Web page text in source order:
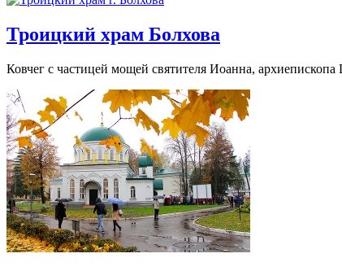
Троицкий храм Болхова
Ковчег с частицей мощей святителя Иоанна,